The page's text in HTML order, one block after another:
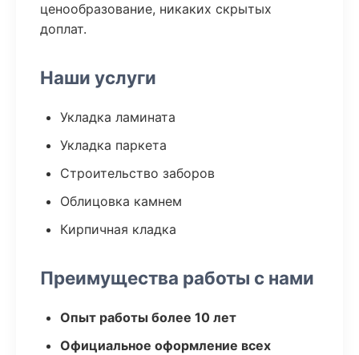
ценообразование, никаких скрытых
доплат.
Наши услуги
Укладка ламината
Укладка паркета
Строительство заборов
Облицовка камнем
Кирпичная кладка
Преимущества работы с нами
Опыт работы более 10 лет
Официальное оформление всех